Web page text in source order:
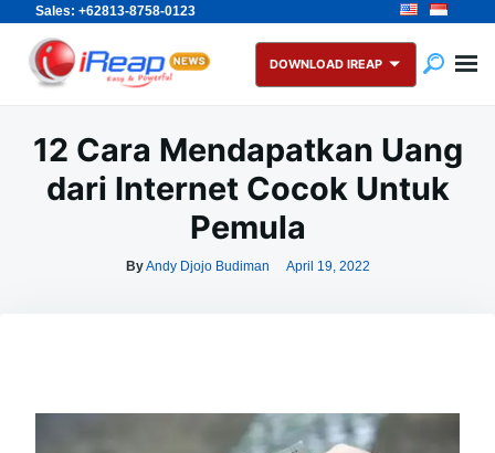
Sales: +62813-8758-0123
Skip
content
Search
for:
DOWNLOAD IREAP
12 Cara Mendapatkan Uang
dari Internet Cocok Untuk
Pemula
ByAndy Djojo Budiman April 19, 2022